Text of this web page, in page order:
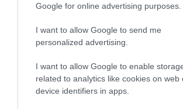
Google for online advertising purposes.
I want to allow Google to send me
personalized advertising.
I want to allow Google to enable
related to analytics like cookies on web
device identifiers in apps.
Hogyan változtatja meg az AI a
keresett készségek új korszaka
Az AI már nem távoli ígéret, hanem hétfő
Toborzók szűrik vele az önéletrajzokat,